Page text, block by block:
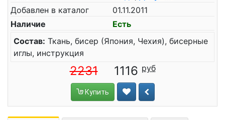
Добавлен в каталог
01.11.2011
Наличие
Есть
Состав: Ткань, бисер (Япония, Чехия), бисерные
иглы, инструкция
2231 1116
Купить